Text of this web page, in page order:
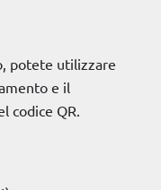
potete utilizzare
e il
codice QR.